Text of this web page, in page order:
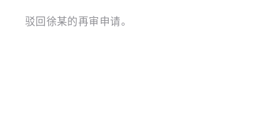
驳回徐某的再审申请。